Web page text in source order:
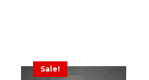
Sale!